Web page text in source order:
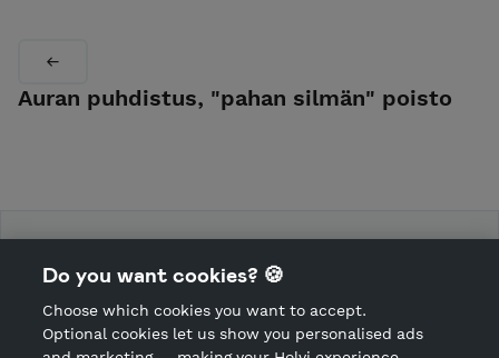
Auran puhdistus, "pahan silmän" poisto
CANCEL ORDER
Do you want cookies? 🍪
Choose which cookies you want to accept.
Optional cookies let us show you personalised ads